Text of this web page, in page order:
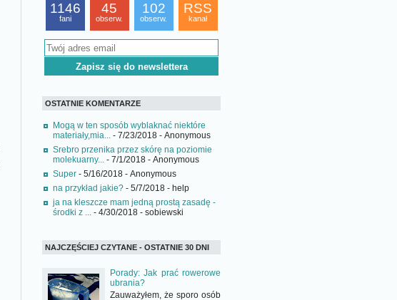
1146
fani
45
obserw.
102
obserw.
RSS
kanał
OSTATNIE KOMENTARZE
Mogą w ten sposób wyblaknać niektóre
materiały,mia... - 7/23/2018 - Anonymous
Srebro przenika przez skórę na poziomie
molekuarny... - 7/1/2018 - Anonymous
Super - 5/16/2018 - Anonymous
na przykład jakie? - 5/7/2018 - help
ja na kleszcze mam jedną prostą zasadę -
środki z ... - 4/30/2018 - sobiewski
NAJCZĘŚCIEJ CZYTANE - OSTATNIE 30 DNI
Porady: Jak prać rowerowe
ubrania?
Zauważyłem, że sporo osób